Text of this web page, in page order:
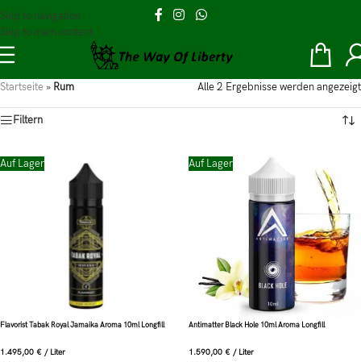
Skip to navigation
Skip to main content
Startseite » Rum Alle 2 Ergebnisse werden angezeigt
Filtern
Auf Lager
Flavorist Tabak Royal Jamaika Aroma 10ml Longfill
1.495,00 € / Liter
Auf Lager
Antimatter Black Hole 10ml Aroma Longfill
1.590,00 € / Liter